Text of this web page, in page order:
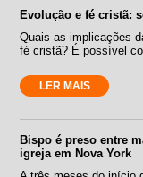
Evolução e fé cristã:
Quais as implicações
fé cristã? É possível
LER MAIS
Bispo é preso entre
igreja em Nova York